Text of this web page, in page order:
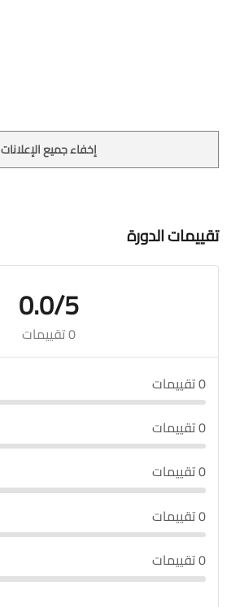
إخفاء جميع الإعلانات
تقييمات الدورة
0.0/5
0 تقييمات
0 تقييمات
0 تقييمات
0 تقييمات
0 تقييمات
0 تقييمات